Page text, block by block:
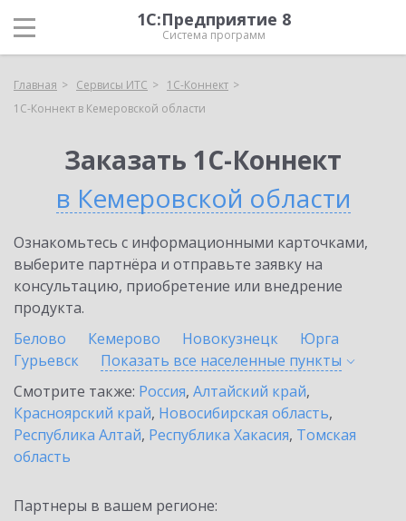
1С:Предприятие 8
Система программ
Главная Сервисы ИТС
1С-Коннект
1С-Коннект в Кемеровской области
Заказать 1С-Коннект
в Кемеровской области
Ознакомьтесь с информационными карточками,
выберите партнёра и отправьте заявку на
консультацию, приобретение или внедрение
продукта.
Белово
Кемерово Новокузнецк
Юрга
Гурьевск
Показать все населенные пункты
Смотрите также: Россия, Алтайский край,
Красноярский край, Новосибирская область,
Республика Алтай, Республика Хакасия, Томская
область
Партнеры в вашем регионе: